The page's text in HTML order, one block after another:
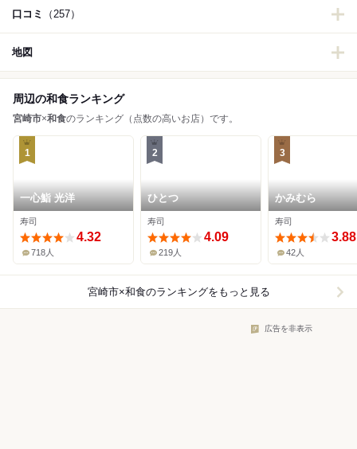
口コミ （257）
地図
周辺の和食ランキング
宮崎市×和食のランキング（点数の高いお店）です。
1
一心鮨 光洋
寿司
4.32
718人
2
ひとつ
寿司
4.09
219人
3
かみむら
寿司
3.88
42人
宮崎市×和食のランキングをもっと見る
広告を非表示